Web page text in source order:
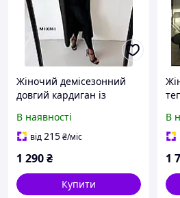
Жіночий демісезонний
довгий кардиган із
розміри 42-52
В наявності
від215₴/міс
1 290₴
Купити
В
1